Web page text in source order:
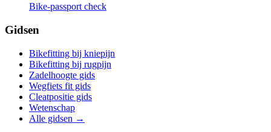
Bike-passport check
Gidsen
Bikefitting bij kniepijn
Bikefitting bij rugpijn
Zadelhoogte gids
Wegfiets fit gids
Cleatpositie gids
Wetenschap
Alle gidsen →